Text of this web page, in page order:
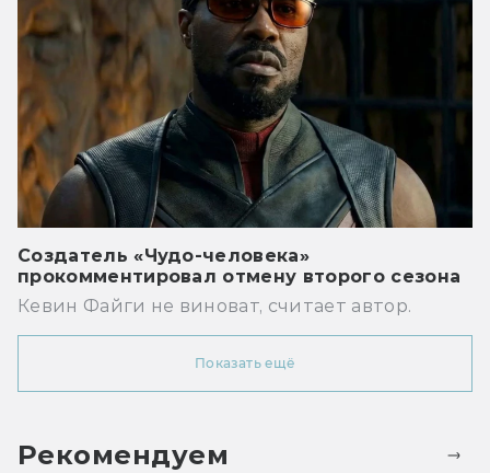
Создатель «Чудо-человека»
прокомментировал отмену второго сезона
Кевин Файги не виноват, считает автор.
Показать ещё
Рекомендуем